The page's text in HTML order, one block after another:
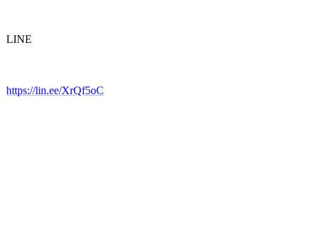
LINE
https://lin.ee/XrQf5oC